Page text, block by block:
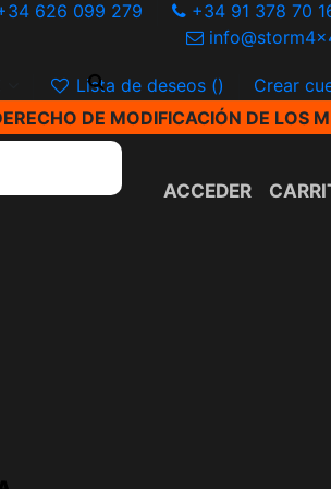
626 099 279
+34 91 378 70
Lista de deseos ()
Crear
DE MODIFICACIÓN DE LOS
ACCEDER